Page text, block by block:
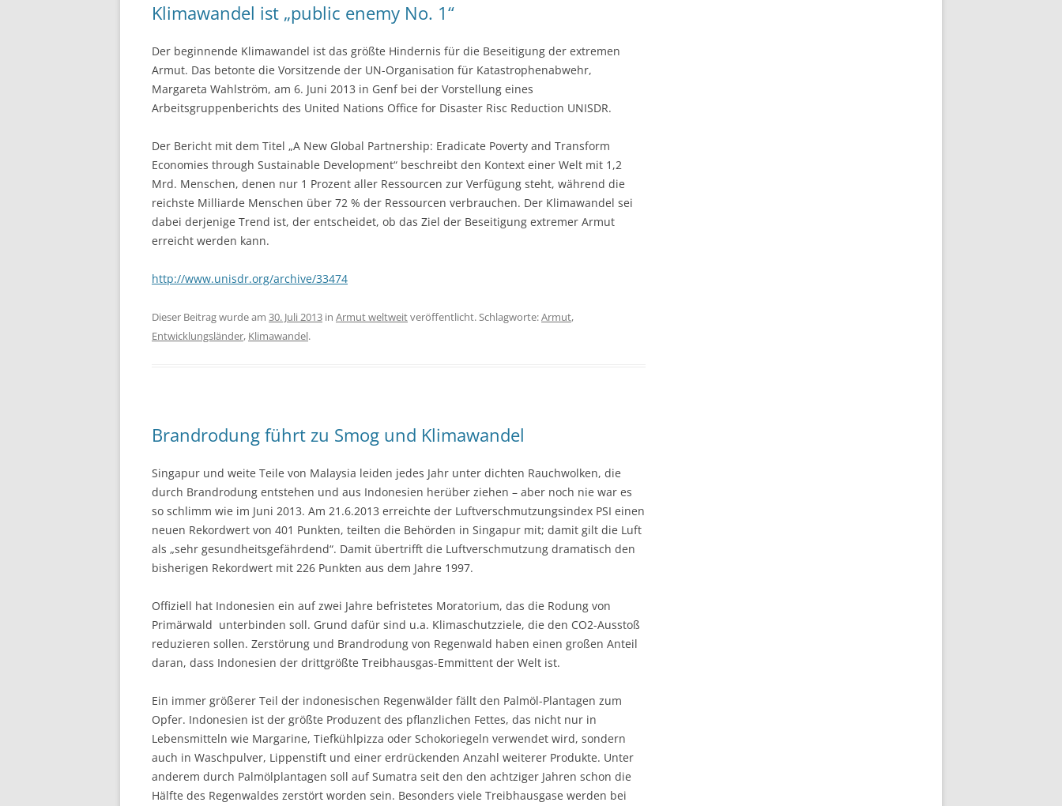
Klimawandel ist „public enemy No. 1“
Der beginnende Klimawandel ist das größte Hindernis für die Beseitigung der extremen
Armut. Das betonte die Vorsitzende der UN-Organisation für Katastrophenabwehr,
Margareta Wahlström, am 6. Juni 2013 in Genf bei der Vorstellung eines
Arbeitsgruppenberichts des United Nations Office for Disaster Risc Reduction UNISDR.
Der Bericht mit dem Titel „A New Global Partnership: Eradicate Poverty and Transform
Economies through Sustainable Development“ beschreibt den Kontext einer Welt mit 1,2
Mrd. Menschen, denen nur 1 Prozent aller Ressourcen zur Verfügung steht, während die
reichste Milliarde Menschen über 72 % der Ressourcen verbrauchen. Der Klimawandel sei
dabei derjenige Trend ist, der entscheidet, ob das Ziel der Beseitigung extremer Armut
erreicht werden kann.
http://www.unisdr.org/archive/33474
Dieser Beitrag wurde am 30. Juli 2013 in Armut weltweitveröffentlicht. Schlagworte:Armut,
Entwicklungsländer, Klimawandel.
Brandrodung führt zu Smog und Klimawandel
Singapur und weite Teile von Malaysia leiden jedes Jahr unter dichten Rauchwolken, die
durch Brandrodung entstehen und aus Indonesien herüber ziehen – aber noch nie war es
so schlimm wie im Juni 2013. Am 21.6.2013 erreichte der Luftverschmutzungsindex PSI einen
neuen Rekordwert von 401 Punkten, teilten die Behörden in Singapur mit; damit gilt die Luft
als „sehr gesundheitsgefährdend“. Damit übertrifft die Luftverschmutzung dramatisch den
bisherigen Rekordwert mit 226 Punkten aus dem Jahre 1997.
Offiziell hat Indonesien ein auf zwei Jahre befristetes Moratorium, das die Rodung von
Primärwald unterbinden soll. Grund dafür sind u.a. Klimaschutzziele, die den CO2-Ausstoß
reduzieren sollen. Zerstörung und Brandrodung von Regenwald haben einen großen Anteil
daran, dass Indonesien der drittgrößte Treibhausgas-Emmittent der Welt ist.
Ein immer größerer Teil der indonesischen Regenwälder fällt den Palmöl-Plantagen zum
Opfer. Indonesien ist der größte Produzent des pflanzlichen Fettes, das nicht nur in
Lebensmitteln wie Margarine, Tiefkühlpizza oder Schokoriegeln verwendet wird, sondern
auch in Waschpulver, Lippenstift und einer erdrückenden Anzahl weiterer Produkte. Unter
anderem durch Palmölplantagen soll auf Sumatra seit den den achtziger Jahren schon die
Hälfte des Regenwaldes zerstört worden sein. Besonders viele Treibhausgase werden bei